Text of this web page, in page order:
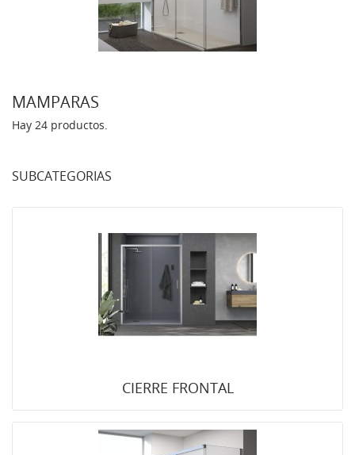
MAMPARAS
Hay 24 productos.
SUBCATEGORIAS
CIERRE FRONTAL